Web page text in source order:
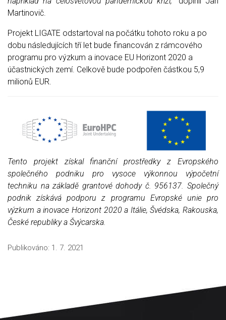
Martinovič.
Projekt LIGATE odstartoval na počátku tohoto roku a po
dobu následujících tří let bude financován z rámcového
programu pro výzkum a inovace EU Horizont 2020 a
účastnických zemí. Celkově bude podpořen částkou 5,9
milionů EUR.
Tento projekt získal finanční prostředky z Evropského
společného podniku pro vysoce výkonnou výpočetní
techniku na základě grantové dohody č. 956137. Společný
podnik získává podporu z programu Evropské unie pro
výzkum a inovace Horizont 2020 a Itálie, Švédska, Rakouska,
České republiky a Švýcarska.
Publikováno: 1. 7. 2021